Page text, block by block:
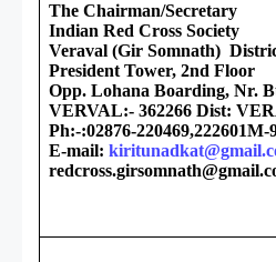
The Chairman/Secretary
Indian Red Cross Society
Veraval (Gir Somnath)
President Tower, 2nd Floor
Opp. Lohana Boarding, Nr.
VERVAL:- 362266 Dist:
Ph:-:02876-220469,222601M-
E-mail: